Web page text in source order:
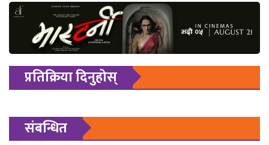
प्रतिक्रिया दिनुहोस्
संबन्धित